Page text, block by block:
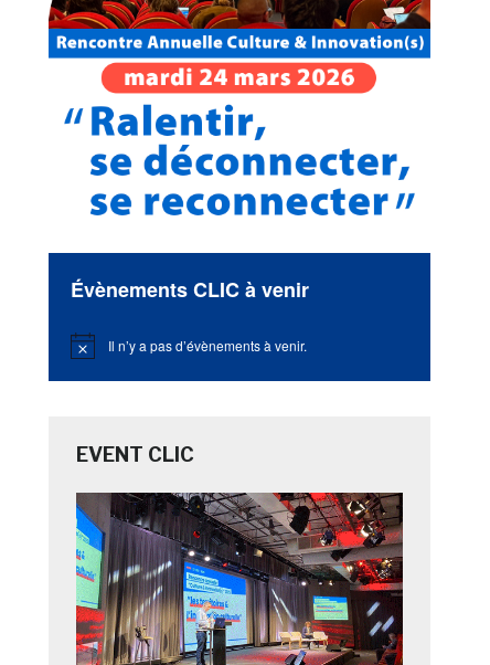
Évènements CLIC à venir
Notice Il n’y a pas d’évènements à venir.
EVENT CLIC